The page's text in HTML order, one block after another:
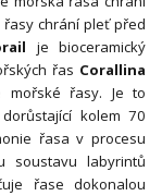
chrání pleť před
je bioceramický
řas Corallina
mořské řasy. Je to
kolem 70
řasa v procesu
soustavu labyrintů
řase dokonalou